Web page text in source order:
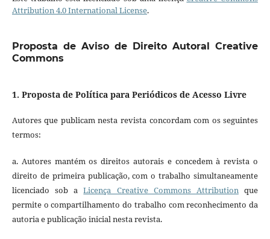
Attribution 4.0 International License.
Proposta de Aviso de Direito Autoral Creative
Commons
1. Proposta de Política para Periódicos de Acesso Livre
Autores que publicam nesta revista concordam com os seguintes
termos:
a. Autores mantém os direitos autorais e concedem à revista o
direito de primeira publicação, com o trabalho simultaneamente
licenciado sob aLicença Creative Commons Attributionque
permite o compartilhamento do trabalho com reconhecimento da
autoria e publicação inicial nesta revista.